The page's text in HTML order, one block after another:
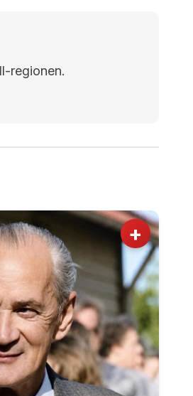
regionen.
+